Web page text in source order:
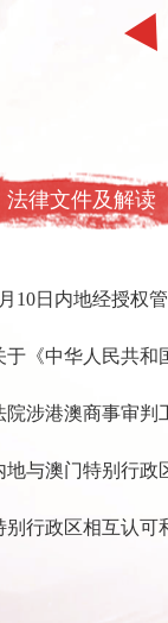
法律文件及解读
外、涉港澳台民商事案件的基层
政区基本法》附件一第七条和附
商事审判工作座谈会纪
相互认可和执行仲裁裁决的
相互认可和执行民商事